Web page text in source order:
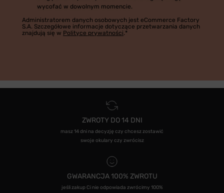
wycofać w dowolnym momencie.
Administratorem danych osobowych jest eCommerce Factory
S.A. Szczegółowe informacje dotyczące przetwarzania danych
znajdują się w Polityce prywatności.*
ZWROTY DO 14 DNI
masz 14 dni na decyzję czy chcesz zostawić
swoje okulary czy zwrócisz
GWARANCJA 100% ZWROTU
jeśli zakup Ci nie odpowiada zwrócimy 100%